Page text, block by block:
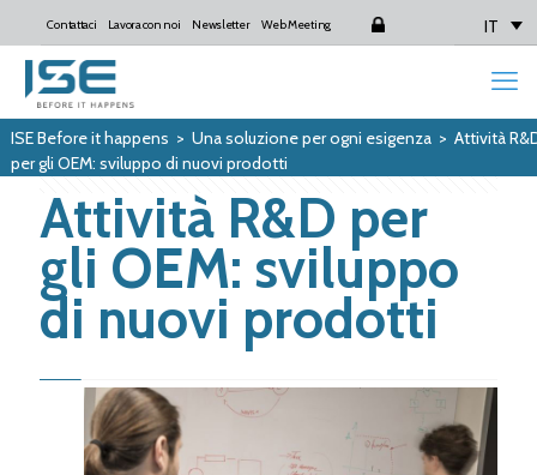
Contattaci Lavora con noi Newsletter Web Meeting IT
ISE Before it happens > Una soluzione per ogni esigenza> Attività
per gli OEM: sviluppo di nuovi prodotti
Attività R&D per
gli OEM: sviluppo
di nuovi prodotti